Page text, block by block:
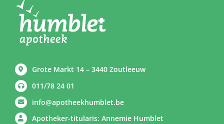
Grote Markt 14 – 3440 Zoutleeuw
011/78 24 01
info@apotheekhumblet.be
Apotheker-titularis: Annemie Humblet